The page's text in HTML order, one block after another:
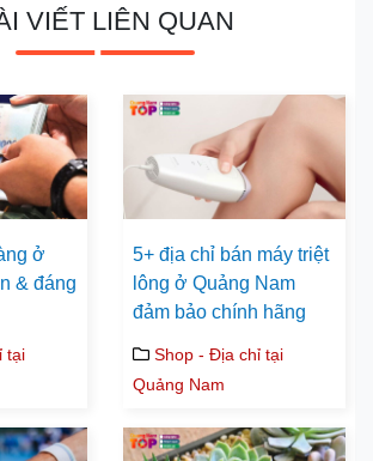
VIẾT LIÊN QUAN
ở
& đáng
tại
5+ địa chỉ bán máy triệt
lông ở Quảng Nam
đảm bảo chính hãng
Shop - Địa chỉ tại
Quảng Nam